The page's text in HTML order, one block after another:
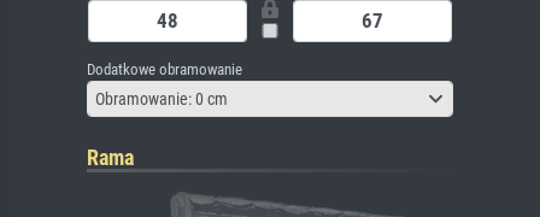
Dodatkowe obramowanie
Obramowanie: 0 cm
Rama